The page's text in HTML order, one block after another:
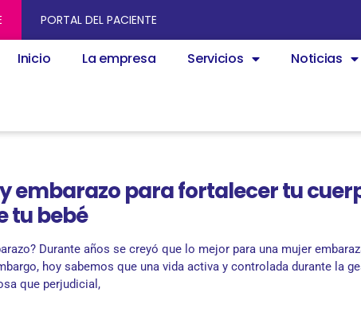
PORTAL DEL PACIENTE
Inicio La empresa Servicios Noticias
embarazo para fortalecer tu
tu bebé
Durante años se creyó que lo mejor para una mujer
hoy sabemos que una vida activa y controlada durante la
que perjudicial,